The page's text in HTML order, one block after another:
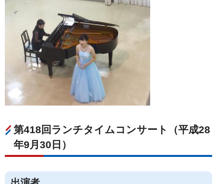
第418回ランチタイムコンサート（平成28
年9月30日）